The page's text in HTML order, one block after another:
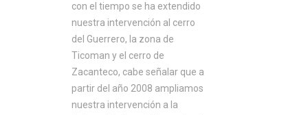
con el tiempo se ha extendido
nuestra intervención al cerro
del Guerrero, la zona de
Ticoman y el cerro de
Zacanteco, cabe señalar que a
partir del año 2008 ampliamos
nuestra intervención a la